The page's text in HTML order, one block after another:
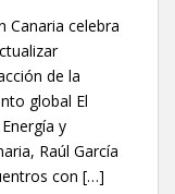
Canaria celebra
de la
global El
y
Raúl García
con […]